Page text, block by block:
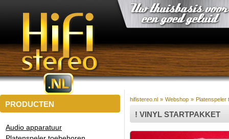
PRODUCTEN
Audio apparatuur
hifistereo.nl » Webshop » Platenspeler
! VINYL STARTPAKKET